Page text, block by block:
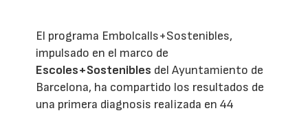
El programa Embolcalls+Sostenibles,
impulsado en el marco de
Escoles+Sostenibles del Ayuntamiento de
Barcelona, ha compartido los resultados de
una primera diagnosis realizada en 44